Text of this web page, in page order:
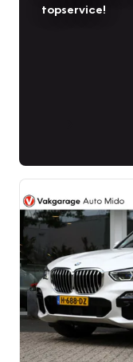
topservice!